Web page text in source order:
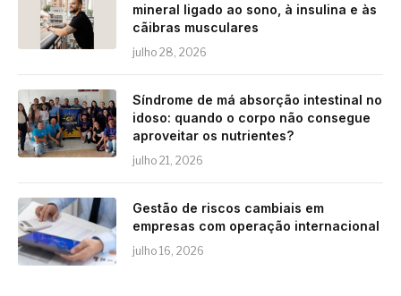
mineral ligado ao sono, à insulina e às
cãibras musculares
julho 28, 2026
Síndrome de má absorção intestinal no
idoso: quando o corpo não consegue
aproveitar os nutrientes?
julho 21, 2026
Gestão de riscos cambiais em
empresas com operação internacional
julho 16, 2026